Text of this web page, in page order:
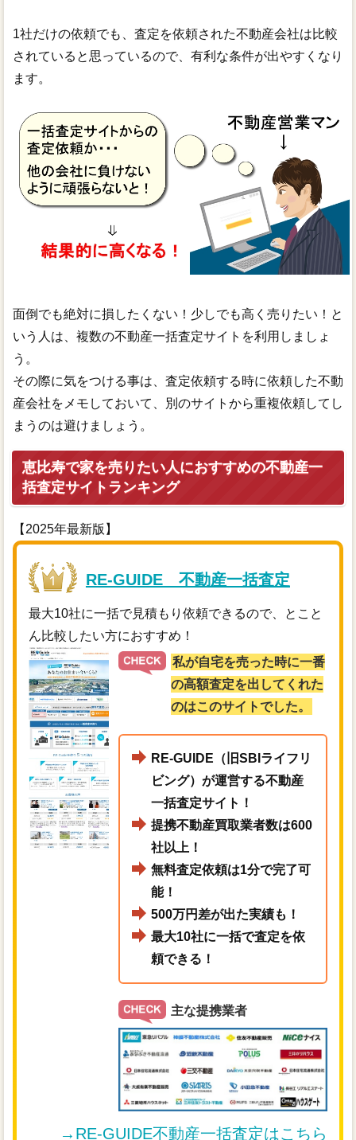
1社だけの依頼でも、査定を依頼された不動産会社は比較
されていると思っているので、有利な条件が出やすくなり
ます。
面倒でも絶対に損したくない！少しでも高く売りたい！と
いう人は、複数の不動産一括査定サイトを利用しましょ
う。
その際に気をつける事は、査定依頼する時に依頼した不動
産会社をメモしておいて、別のサイトから重複依頼してし
まうのは避けましょう。
恵比寿で家を売りたい人におすすめの不動産一
括査定サイトランキング
【2025年最新版】
RE-GUIDE 不動産一括査定
最大10社に一括で見積もり依頼できるので、とこと
ん比較したい方におすすめ！
私が自宅を売った時に一番
の高額査定を出してくれた
のはこのサイトでした。
RE-GUIDE（旧SBIライフリ
ビング）が運営する不動産
一括査定サイト！
提携不動産買取業者数は600
社以上！
無料査定依頼は1分で完了可
能！
500万円差が出た実績も！
最大10社に一括で査定を依
頼できる！
主な提携業者
→RE-GUIDE不動産一括査定はこちら